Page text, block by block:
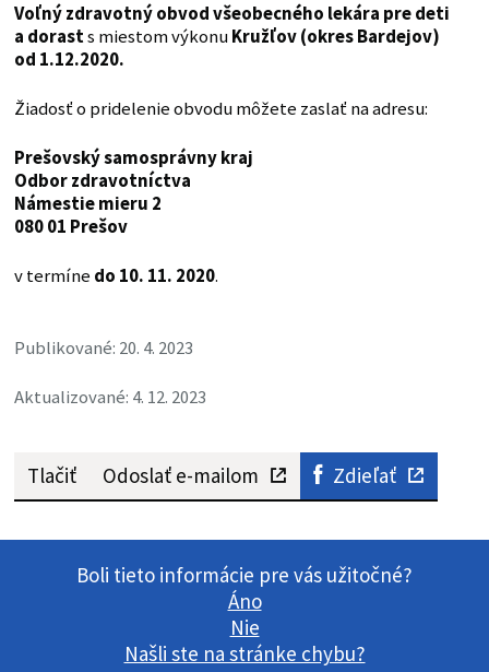
Voľný zdravotný obvod všeobecného lekára pre deti
a dorasts miestom výkonuKružľov (okres Bardejov)
od 1.12.2020.
Žiadosť o pridelenie obvodu môžete zaslať na adresu:
Prešovský samosprávny kraj
Odbor zdravotníctva
Námestie mieru 2
080 01 Prešov
v termíne do 10. 11. 2020.
Publikované: 20. 4. 2023
Aktualizované: 4. 12. 2023
Tlačiť Odoslať e-mailom Zdieľať
Boli tieto informácie pre vás užitočné?
Áno
Nie
Našli ste na stránke chybu?